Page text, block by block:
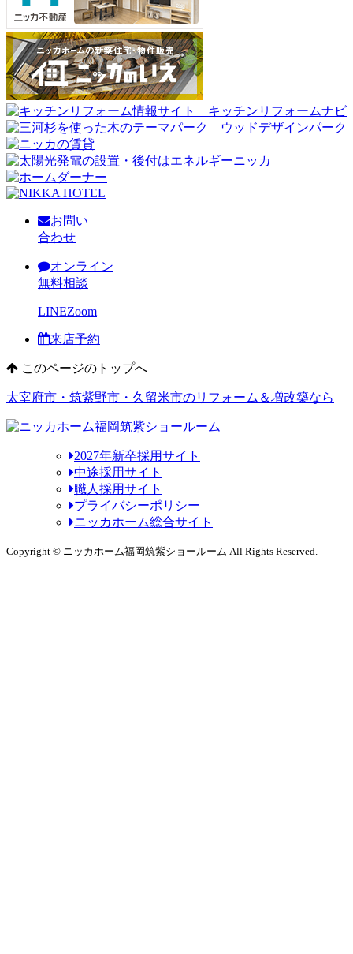
お問い
合わせ
オンライン
無料相談
LINEZoom
来店予約
このページのトップへ
太宰府市・筑紫野市・久留米市のリフォーム＆増改築なら
2027年新卒採用サイト
中途採用サイト
職人採用サイト
プライバシーポリシー
ニッカホーム総合サイト
Copyright © ニッカホーム福岡筑紫ショールーム All Rights Reserved.